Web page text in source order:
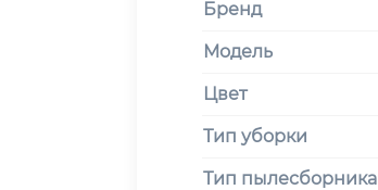
Бренд
Модель
Цвет
Тип уборки
Тип пылесборника